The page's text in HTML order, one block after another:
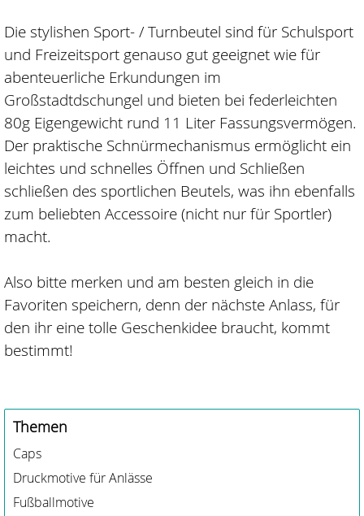
Die stylishen Sport- / Turnbeutel sind für Schulsport
und Freizeitsport genauso gut geeignet wie für
abenteuerliche Erkundungen im
Großstadtdschungel und bieten bei federleichten
80g Eigengewicht rund 11 Liter Fassungsvermögen.
Der praktische Schnürmechanismus ermöglicht ein
leichtes und schnelles Öffnen und Schließen
schließen des sportlichen Beutels, was ihn ebenfalls
zum beliebten Accessoire (nicht nur für Sportler)
macht.
Also bitte merken und am besten gleich in die
Favoriten speichern, denn der nächste Anlass, für
den ihr eine tolle Geschenkidee braucht, kommt
bestimmt!
Themen
Caps
Druckmotive für Anlässe
Fußballmotive